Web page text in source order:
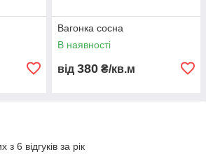
Вагонка сосна
В наявності
від 380 ₴/кв.м
6 відгуків за рік